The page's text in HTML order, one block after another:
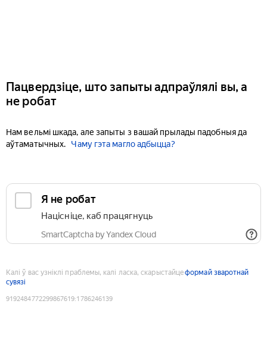
Пацвердзіце, што запыты адпраўлялі вы, а
не робат
Нам вельмі шкада, але запыты з вашай прылады падобныя да
аўтаматычных.
Чаму гэта магло адбыцца?
Я не робат
Націсніце, каб працягнуць
SmartCaptcha by Yandex Cloud
Калі ў вас узніклі праблемы, калі ласка, скарыстайцеформай зваротнай
сувязі
9192484772299867619:1786246139